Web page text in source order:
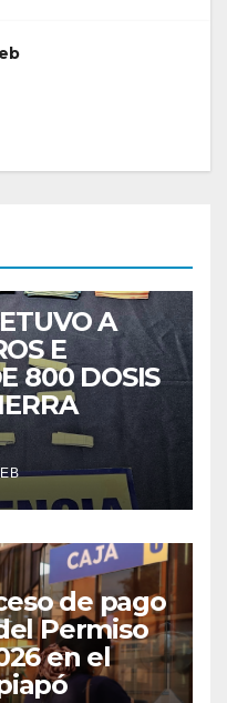
A
E
800 DOSIS
de pago
Permiso
en el